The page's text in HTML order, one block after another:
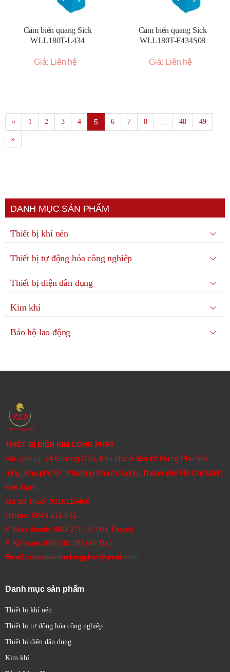
Cảm biến quang Sick
WLL180T-L434
Giá: Liên hệ
Cảm biến quang Sick
WLL180T-F434S08
Giá: Liên hệ
« 1 2 3 4 5 6 7 8 48 49
»
DANH MỤC SẢN PHẨM
Thiết bị khí nén
Thiết bị tự động hóa công nghiệp
Thiết bị điện dân dụng
Kim khí
Bảo hộ lao động
THIẾT BỊ ĐIỆN KIM LONG PHÁT
Văn phòng: 74 Đường D15, Khu nhà ở liền kề Hưng Phú mở
rộng, Khu phố 57, Phường Phước Long, Thành phố Hồ Chí Minh,
Việt Nam
Mã Số Thuế: 0316116466
Hotline: 0849 271 531
P. Kinh doanh: 0849 271 531 (Ms Thanh)
P. Kỹ thuật: 0908 982 993​ (Mr Đại)
Email:thietbidienkimlongphat@gmail.com
Danh mục sản phẩm
Thiết bị khí nén
Thiết bị tự động hóa công nghiệp
Thiết bị điện dân dụng
Kim khí